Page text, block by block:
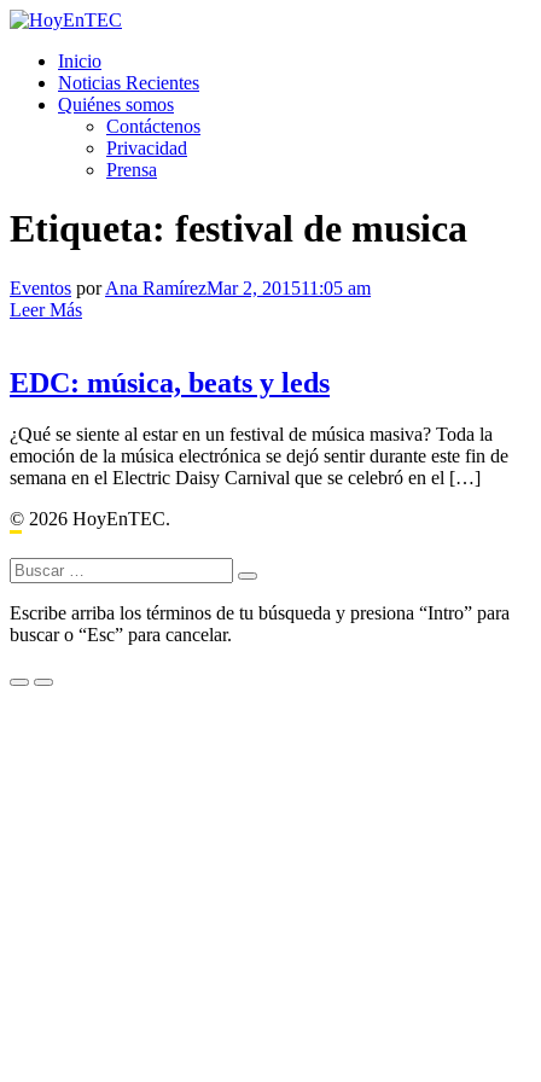
Saltar
contenido.
Inicio
Noticias Recientes
Quiénes somos
Contáctenos
Privacidad
Prensa
Etiqueta: festival de musica
Eventos porAna RamírezMar 2, 201511:05 am
Leer Más
EDC: música, beats y leds
¿Qué se siente al estar en un festival de música masiva? Toda la
emoción de la música electrónica se dejó sentir durante este fin de
semana en el Electric Daisy Carnival que se celebró en el […]
© 2026 HoyEnTEC.
Buscar:
Escribe arriba los términos de tu búsqueda y presiona “Intro” para
buscar o “Esc” para cancelar.
Menu